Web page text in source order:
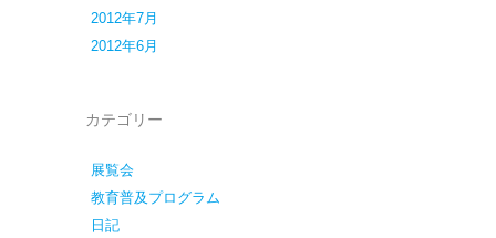
2012年7月
2012年6月
カテゴリー
展覧会
教育普及プログラム
日記